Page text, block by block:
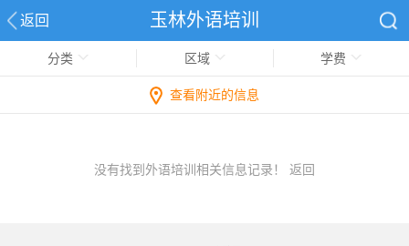
返回 玉林外语培训
分类 区域 学费
查看附近的信息
没有找到外语培训相关信息记录！ 返回